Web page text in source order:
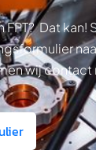
Dat kan!
wij contact